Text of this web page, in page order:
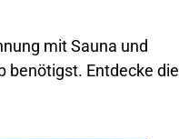
mit Sauna und
benötigst. Entdecke die